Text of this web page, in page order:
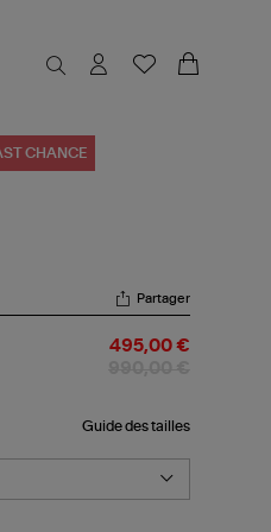
CHANCE
Partager
495,00 €
Guide des tailles